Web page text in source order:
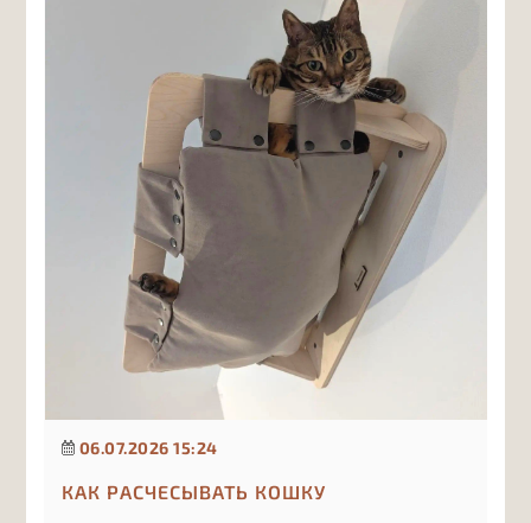
компоненты в составе важны в первую очередь
и почему лишние витамины могут быть не
менее вредны, чем их нехватка, если подбирать
их без учёта рациона и рекомендаций врача.
06.07.2026 15:24
КАК РАСЧЕСЫВАТЬ КОШКУ